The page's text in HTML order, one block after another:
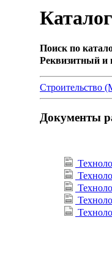
Поиск по
Реквизитный и
Строительство
Документы